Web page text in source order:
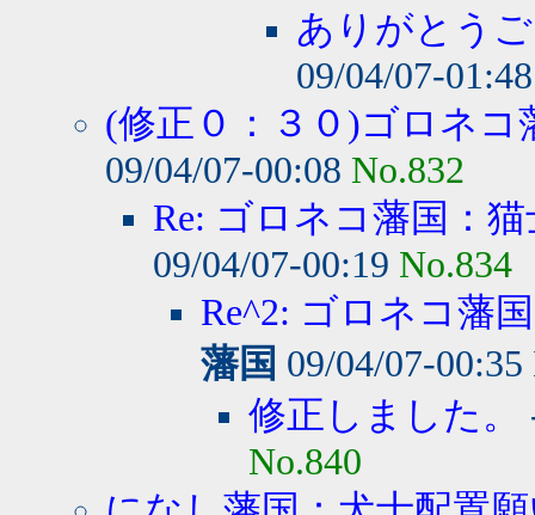
ありがとう
09/04/07-
(修正０：３０)ゴロネコ
09/04/07-00:08 No.832
Re: ゴロネコ藩国：
09/04/07-00:19 No.834
Re^2: ゴロネコ藩
藩国 09/04/07-00:35
修正しました。
No.840